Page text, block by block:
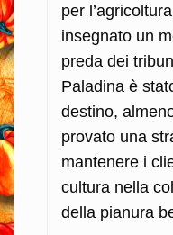
per
insegnato un
preda dei
Paladina è
destino,
provato una
mantenere i
cultura nella
della pianura